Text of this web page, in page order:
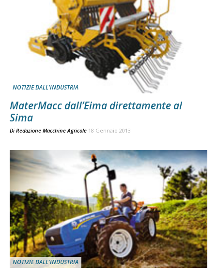
NOTIZIE DALL'INDUSTRIA
MaterMacc dall’Eima direttamente al
Sima
Di Redazione Macchine Agricole 18 Gennaio 2013
NOTIZIE DALL'INDUSTRIA